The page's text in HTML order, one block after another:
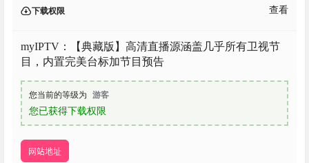
下载权限 查看
myIPTV：【典藏版】高清直播源涵盖几乎所有卫视节
目，内置完美台标加节目预告
您当前的等级为 游客
您已获得下载权限
网站地址